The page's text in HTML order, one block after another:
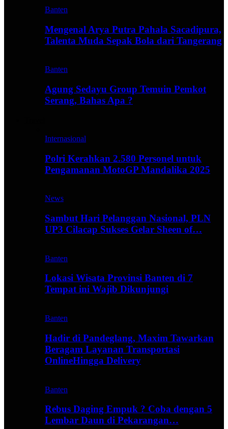
Banten
Mengenal Arya Putra Pahala Sacadipura,
Talenta Muda Sepak Bola dari Tangerang
Banten
Agung Sedayu Group Temuin Pemkot
Serang, Bahas Apa ?
Internasional
Polri Kerahkan 2.580 Personel untuk
Pengamanan MotoGP Mandalika 2025
News
Sambut Hari Pelanggan Nasional, PLN
UP3 Cilacap Sukses Gelar Sheen of…
Banten
Lokasi Wisata Provinsi Banten di 7
Tempat ini Wajib Dikunjungi
Banten
Hadir di Pandeglang, Maxim Tawarkan
Beragam Layanan Transportasi
OnlineHingga Delivery
Banten
Rebus Daging Empuk ? Coba dengan 5
Lembar Daun di Pekarangan…